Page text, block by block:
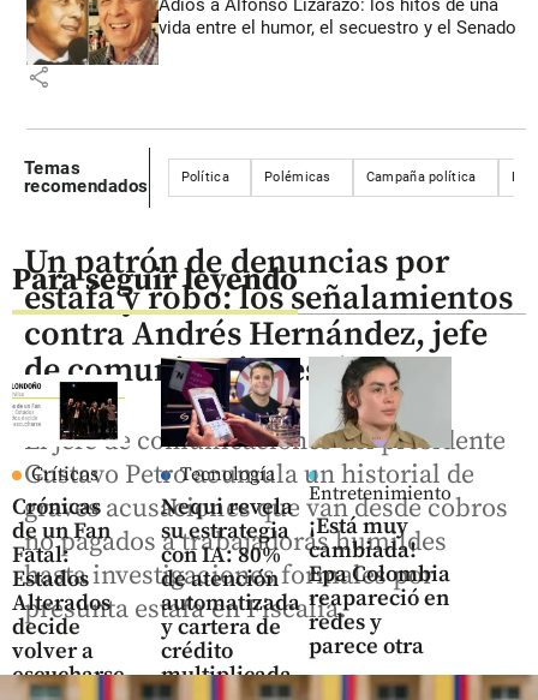
Adiós a Alfonso Lizarazo: los hitos de una
vida entre el humor, el secuestro y el Senado
share
Temas
recomendados
Política Polémicas Campaña política
Para seguir leyendo
Críticos
Crónicas
de un Fan
Fatal:
Estados
Alterados
decide
volver a
escucharse
Tecnología
Nequi revela
su estrategia
con IA: 80%
de atención
automatizada
y cartera de
crédito
multiplicada
Entretenimiento
¡Está muy
cambiada!
Epa Colombia
reapareció en
redes y
parece otra
share
Un patrón de denuncias por
estafa y robo: los señalamientos
contra Andrés Hernández, jefe
de comunicaciones de Petro
El jefe de comunicaciones del presidente
Gustavo Petro acumula un historial de
graves acusaciones que van desde cobros
no pagados a trabajadoras humildes
hasta investigaciones formales por
presunta estafa en Fiscalía.